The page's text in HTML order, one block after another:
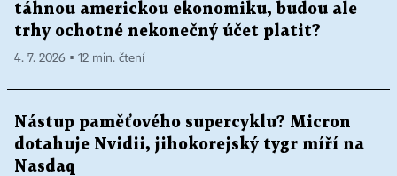
táhnou americkou ekonomiku, budou ale
trhy ochotné nekonečný účet platit?
4. 7. 2026 ▪ 12 min. čtení
Nástup paměťového supercyklu? Micron
dotahuje Nvidii, jihokorejský tygr míří na
Nasdaq